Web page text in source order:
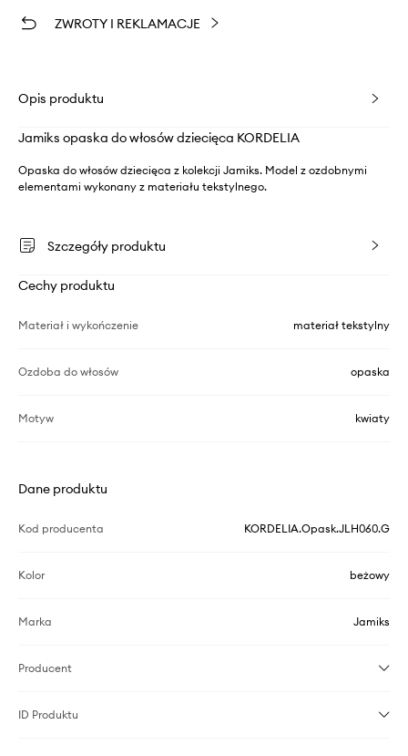
ZWROTY I REKLAMACJE
Opis produktu
Jamiks opaska do włosów dziecięca KORDELIA
Opaska do włosów dziecięca z kolekcji Jamiks. Model z ozdobnymi
elementami wykonany z materiału tekstylnego.
Szczegóły produktu
Cechy produktu
Materiał i wykończenie materiał tekstylny
Ozdoba do włosów opaska
Motyw kwiaty
Dane produktu
Kod producenta KORDELIA.Opask.JLH060.G
Kolor beżowy
Marka Jamiks
Producent
ID Produktu